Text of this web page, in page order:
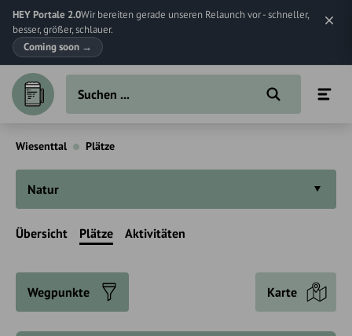
HEY Portale 2.0Wir bereiten gerade unseren Relaunch vor - schneller,
besser, größer, schlauer.
Coming soon →
Wiesenttal Plätze
Natur
Übersicht Plätze Aktivitäten
Wegpunkte Karte